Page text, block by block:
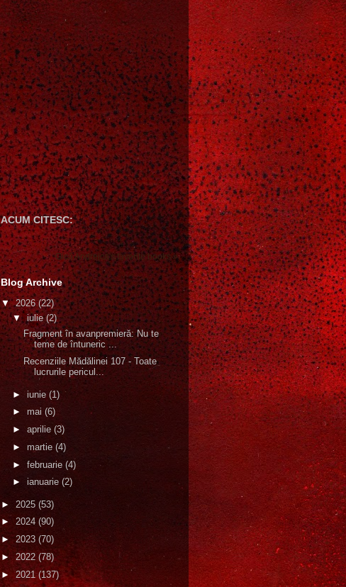
ACUM CITESC:
Gică Andreica's favorite books »
Blog Archive
▼2026(22)
▼iulie(2)
Fragment în avanpremieră: Nu te
teme de întuneric ...
Recenziile Mădălinei 107 - Toate
lucrurile pericul...
► iunie (1)
► mai (6)
► aprilie (3)
► martie (4)
► februarie (4)
► ianuarie (2)
► 2025 (53)
► 2024 (90)
► 2023 (70)
► 2022 (78)
► 2021(137)